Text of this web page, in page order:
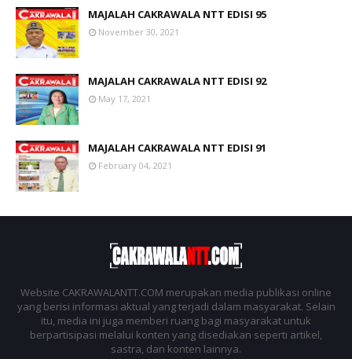
MAJALAH CAKRAWALA NTT EDISI 95
November 30, 2021
MAJALAH CAKRAWALA NTT EDISI 92
May 17, 2021
MAJALAH CAKRAWALA NTT EDISI 91
February 04, 2021
Website CAKRAWALANTT.COM merupakan media publikasi online
yang berisi informasi aktual yang terjadi dalam masyarakat. Selain
itu, media ini juga memberi ruang bagi masyarakat untuk
berpartisipasi melalui konten yang disediakan seperti artikel,
sastra, dan konten lainnya.